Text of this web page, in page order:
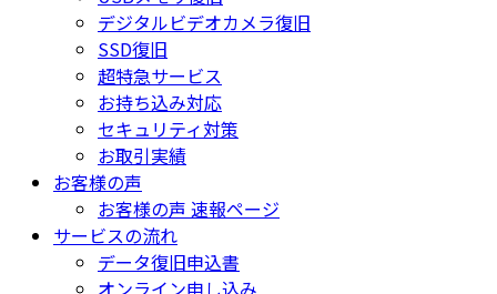
デジタルビデオカメラ復旧
SSD復旧
超特急サービス
お持ち込み対応
セキュリティ対策
お取引実績
お客様の声
お客様の声 速報ページ
サービスの流れ
データ復旧申込書
オンライン申し込み